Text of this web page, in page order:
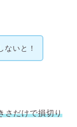
ないと！
さだけで損切り